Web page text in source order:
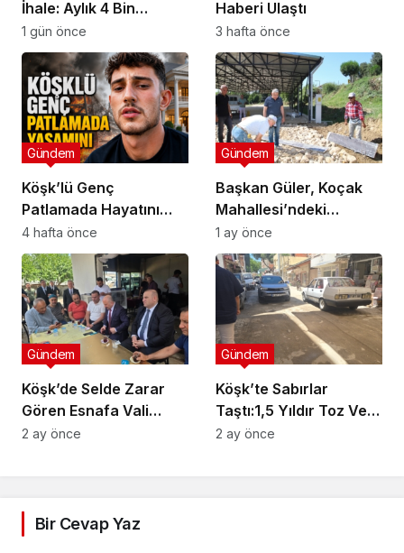
İhale: Aylık 4 Bin
Liradan Başladı, 251
Bin Lirada Bitti
1 gün önce
Haberi Ulaştı
3 hafta önce
Köşk’lü Genç
Patlamada Hayatını
Kaybetti
Gündem
4 hafta önce
Başkan Güler, Koçak
Mahallesi’ndeki
Çalışmaları İnceledi
Gündem
1 ay önce
Köşk’de Selde Zarar
Gören Esnafa Vali
Güvencesi
Gündem
2 ay önce
Köşk’te Sabırlar
Taştı:1,5 Yıldır Toz Ve
Çamurlar Yaşıyoruz
Gündem
2 ay önce
Bir Cevap Yaz